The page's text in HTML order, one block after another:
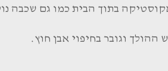
בתוך הבית כמו גם שכבה
וגובר בחיפוי אבן חוץ.